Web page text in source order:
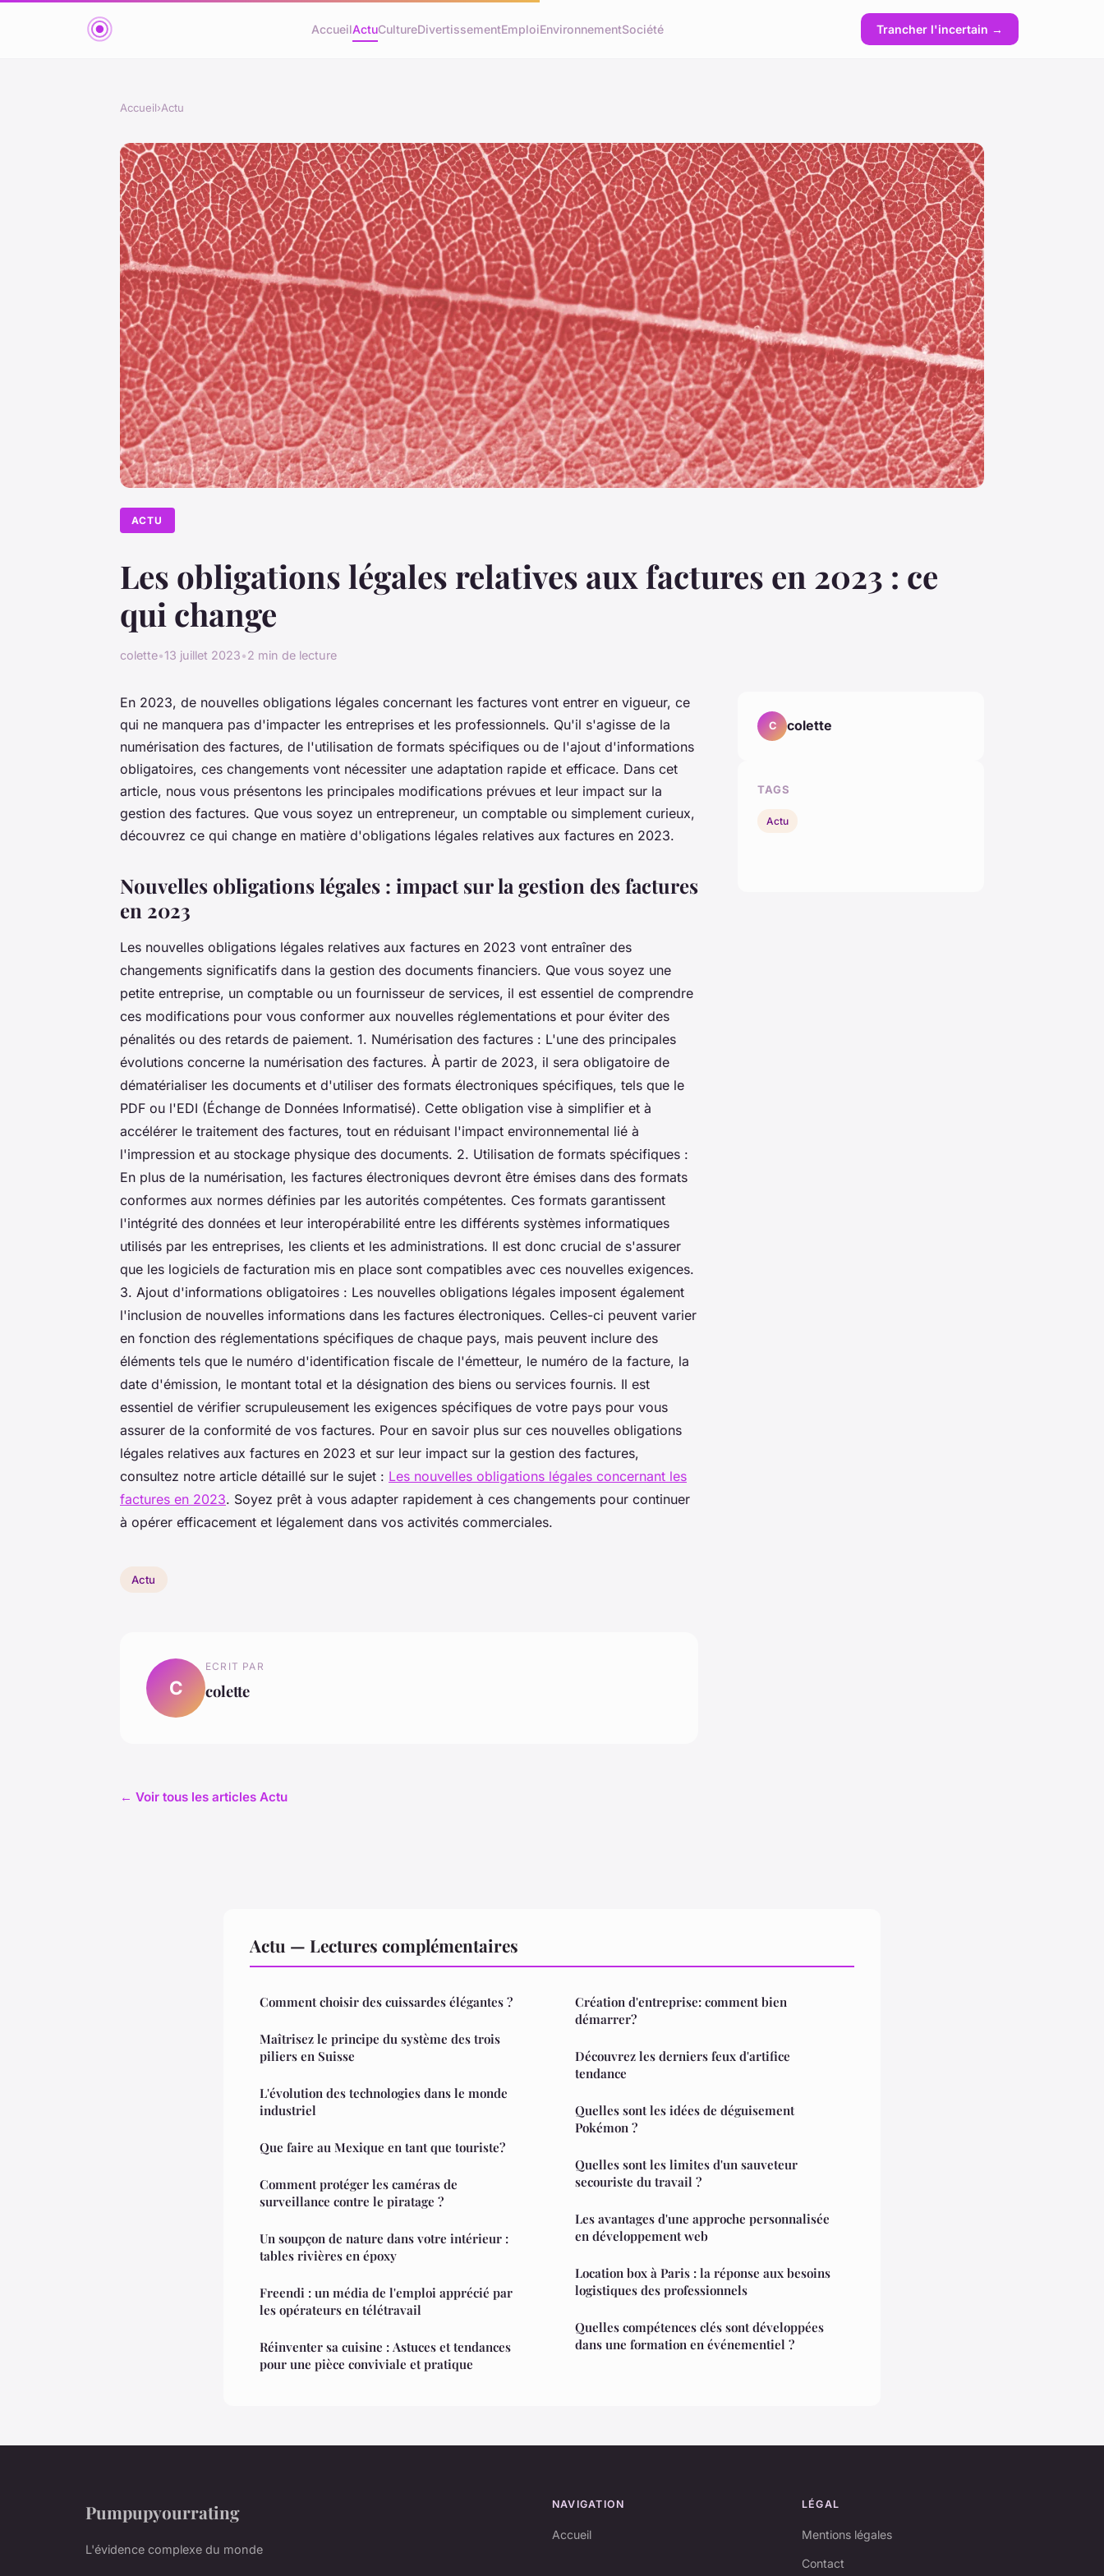
AccueilActuCultureDivertissementEmploiEnvironnementSociété Trancher l'incertain →
Accueil›Actu
ACTU
Les obligations légales relatives aux factures en 2023 : ce
qui change
colette•13 juillet 2023•2 min de lecture
En 2023, de nouvelles obligations légales concernant les factures vont entrer en vigueur, ce
qui ne manquera pas d'impacter les entreprises et les professionnels. Qu'il s'agisse de la
numérisation des factures, de l'utilisation de formats spécifiques ou de l'ajout d'informations
obligatoires, ces changements vont nécessiter une adaptation rapide et efficace. Dans cet
article, nous vous présentons les principales modifications prévues et leur impact sur la
gestion des factures. Que vous soyez un entrepreneur, un comptable ou simplement curieux,
découvrez ce qui change en matière d'obligations légales relatives aux factures en 2023.
Nouvelles obligations légales : impact sur la gestion des factures
en 2023
Les nouvelles obligations légales relatives aux factures en 2023 vont entraîner des
changements significatifs dans la gestion des documents financiers. Que vous soyez une
petite entreprise, un comptable ou un fournisseur de services, il est essentiel de comprendre
ces modifications pour vous conformer aux nouvelles réglementations et pour éviter des
pénalités ou des retards de paiement. 1. Numérisation des factures : L'une des principales
évolutions concerne la numérisation des factures. À partir de 2023, il sera obligatoire de
dématérialiser les documents et d'utiliser des formats électroniques spécifiques, tels que le
PDF ou l'EDI (Échange de Données Informatisé). Cette obligation vise à simplifier et à
accélérer le traitement des factures, tout en réduisant l'impact environnemental lié à
l'impression et au stockage physique des documents. 2. Utilisation de formats spécifiques :
En plus de la numérisation, les factures électroniques devront être émises dans des formats
conformes aux normes définies par les autorités compétentes. Ces formats garantissent
l'intégrité des données et leur interopérabilité entre les différents systèmes informatiques
utilisés par les entreprises, les clients et les administrations. Il est donc crucial de s'assurer
que les logiciels de facturation mis en place sont compatibles avec ces nouvelles exigences.
3. Ajout d'informations obligatoires : Les nouvelles obligations légales imposent également
l'inclusion de nouvelles informations dans les factures électroniques. Celles-ci peuvent varier
en fonction des réglementations spécifiques de chaque pays, mais peuvent inclure des
éléments tels que le numéro d'identification fiscale de l'émetteur, le numéro de la facture, la
date d'émission, le montant total et la désignation des biens ou services fournis. Il est
essentiel de vérifier scrupuleusement les exigences spécifiques de votre pays pour vous
assurer de la conformité de vos factures. Pour en savoir plus sur ces nouvelles obligations
légales relatives aux factures en 2023 et sur leur impact sur la gestion des factures,
consultez notre article détaillé sur le sujet : Les nouvelles obligations légales concernant les
factures en 2023. Soyez prêt à vous adapter rapidement à ces changements pour continuer
à opérer efficacement et légalement dans vos activités commerciales.
Actu
C
ECRIT PAR
colette
← Voir tous les articles Actu
C colette
TAGS
Actu
Actu — Lectures complémentaires
Comment choisir des cuissardes élégantes ?
Maîtrisez le principe du système des trois
piliers en Suisse
L'évolution des technologies dans le monde
industriel
Que faire au Mexique en tant que touriste?
Comment protéger les caméras de
surveillance contre le piratage ?
Un soupçon de nature dans votre intérieur :
tables rivières en époxy
Freendi : un média de l'emploi apprécié par
les opérateurs en télétravail
Réinventer sa cuisine : Astuces et tendances
pour une pièce conviviale et pratique
Création d'entreprise: comment bien
démarrer?
Découvrez les derniers feux d'artifice
tendance
Quelles sont les idées de déguisement
Pokémon ?
Quelles sont les limites d'un sauveteur
secouriste du travail ?
Les avantages d'une approche personnalisée
en développement web
Location box à Paris : la réponse aux besoins
logistiques des professionnels
Quelles compétences clés sont développées
dans une formation en événementiel ?
Pumpupyourrating
L'évidence complexe du monde
NAVIGATION
Accueil
LÉGAL
Mentions légales
Contact